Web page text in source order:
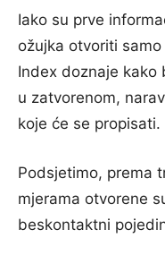
Iako su prve
ožujka otvoriti
Index doznaje
u zatvorenom,
koje će se propisati.
Podsjetimo, prema
mjerama otvorene
beskontaktni